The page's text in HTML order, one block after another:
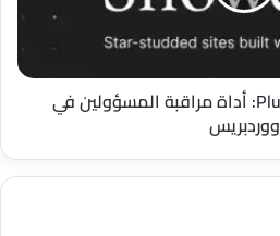
PlusExpert Admin Audit: أداة مراقبة المسؤولين في
ووردبريس